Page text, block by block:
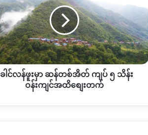
ါင်လန်ဖူးမှာ ဆန်တစ်အိတ် ကျပ် ၅ သိန်း
ဝန်းကျင်အထိစျေးတက်